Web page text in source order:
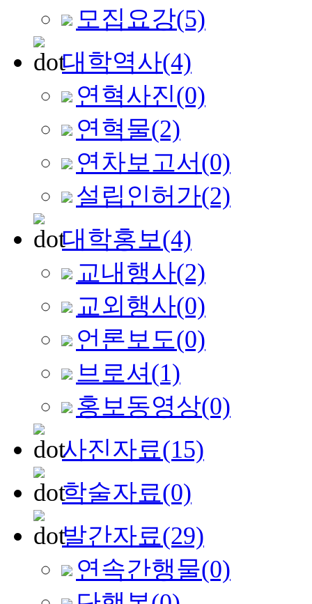
모집요강(5)
대학역사(4)
연혁사진(0)
연혁물(2)
연차보고서 (0)
설립인허가(2)
대학홍보(4)
교내행사(2)
교외행사(0)
언론보도(0)
브로셔 (1)
홍보동영상(0)
사진자료(15)
학술자료(0)
발간자료(29)
연속간행물(0)